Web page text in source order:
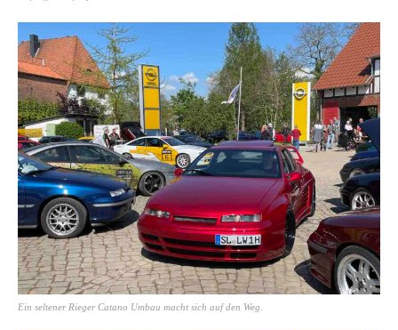
Ein seltener Rieger Catano Umbau macht sich auf den Weg.